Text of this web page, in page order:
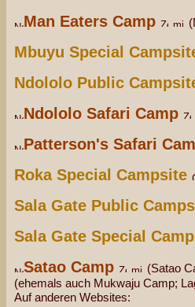
Man Eaters Camp
Mbuyu Special
Ndololo Public
Ndololo Safari Camp
Patterson's Safari
Roka Special Campsite
Sala Gate Public
Sala Gate Special
Satao Camp (Satao
(ehemals auch Mukwaju Camp;
Auf anderen Websites: